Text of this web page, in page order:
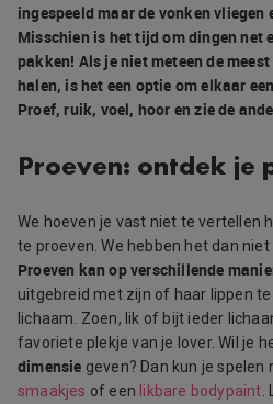
ingespeeld maar de vonken vliegen
Misschien is het tijd om dingen net
pakken! Als je niet meteen de
halen, is het een optie om elkaar
Proef, ruik, voel, hoor en zie de
Proeven: ontdek je
We hoeven je vast niet te vertellen
te proeven. We hebben het dan
Proeven kan op verschillende
uitgebreid met zijn of haar lippen
lichaam. Zoen, lik of bijt ieder
favoriete plekje van je lover. Wil je
dimensie geven? Dan kun je spelen
smaakjes of een likbare bodypaint